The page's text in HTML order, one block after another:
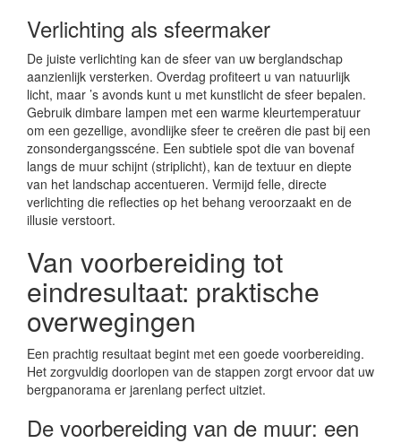
Verlichting als sfeermaker
De juiste verlichting kan de sfeer van uw berglandschap
aanzienlijk versterken. Overdag profiteert u van natuurlijk
licht, maar ’s avonds kunt u met kunstlicht de sfeer bepalen.
Gebruik dimbare lampen met een warme kleurtemperatuur
om een gezellige, avondlijke sfeer te creëren die past bij een
zonsondergangsscéne. Een subtiele spot die van bovenaf
langs de muur schijnt (striplicht), kan de textuur en diepte
van het landschap accentueren. Vermijd felle, directe
verlichting die reflecties op het behang veroorzaakt en de
illusie verstoort.
Van voorbereiding tot
eindresultaat: praktische
overwegingen
Een prachtig resultaat begint met een goede voorbereiding.
Het zorgvuldig doorlopen van de stappen zorgt ervoor dat uw
bergpanorama er jarenlang perfect uitziet.
De voorbereiding van de muur: een